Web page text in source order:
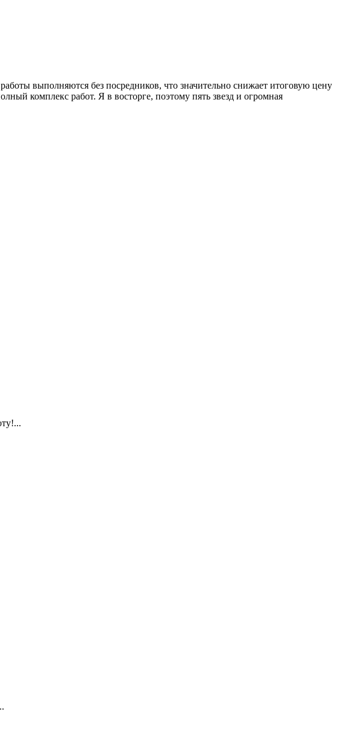
выполняются без посредников, что значительно снижает итоговую цену
комплекс работ. Я в восторге, поэтому пять звезд и огромная